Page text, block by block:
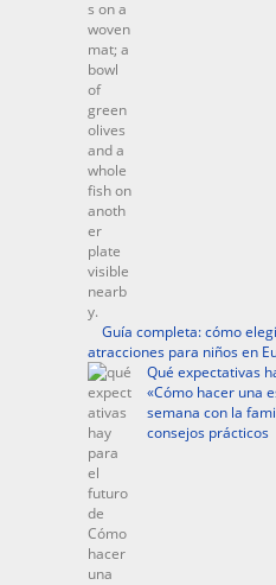
Guía completa: cómo
atracciones para niños en
Qué expectativas
«Cómo hacer una
semana con la
consejos prácticos